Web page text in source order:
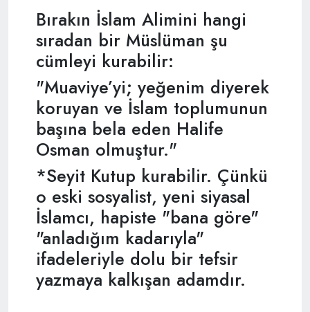
Bırakın İslam Alimini hangi
sıradan bir Müslüman şu
cümleyi kurabilir:
"Muaviye’yi; yeğenim diyerek
koruyan ve İslam toplumunun
başına bela eden Halife
Osman olmuştur."
*Seyit Kutup kurabilir. Çünkü
o eski sosyalist, yeni siyasal
İslamcı, hapiste "bana göre"
"anladığım kadarıyla"
ifadeleriyle dolu bir tefsir
yazmaya kalkışan adamdır.